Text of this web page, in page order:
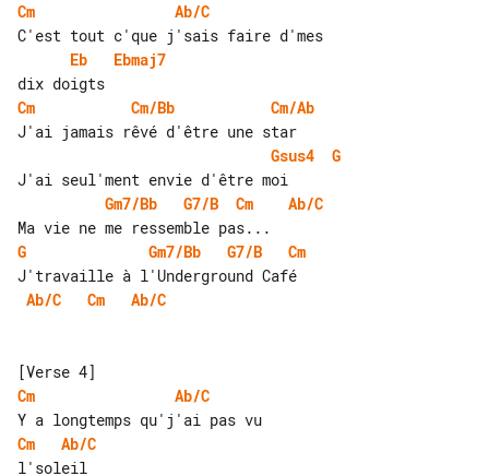
Cm
Ab/C
Eb
Ebmaj7
Cm
Cm/Bb
Cm/Ab
Gsus4
G
Gm7/Bb
G7/B Cm
Ab/C
G
Gm7/Bb G7/B
Cm
Ab/C
Cm Ab/C
Cm
Ab/C
Cm
Ab/C